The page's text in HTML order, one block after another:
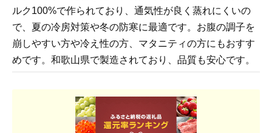
ルク100%で作られており、通気性が良く蒸れにくいの
で、夏の冷房対策や冬の防寒に最適です。お腹の調子を
崩しやすい方や冷え性の方、マタニティの方にもおすす
めです。和歌山県で製造されており、品質も安心です。